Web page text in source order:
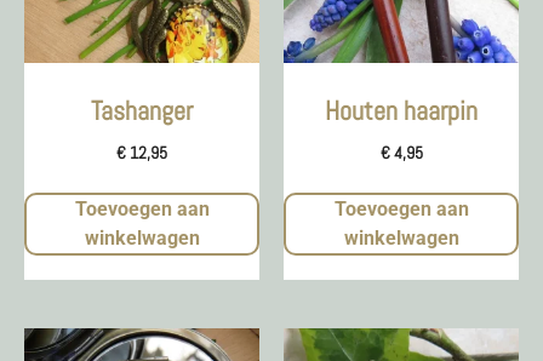
Tashanger
€ 12,95
Toevoegen aan
winkelwagen
Houten haarpin
€4,95
Toevoegen aan
winkelwagen